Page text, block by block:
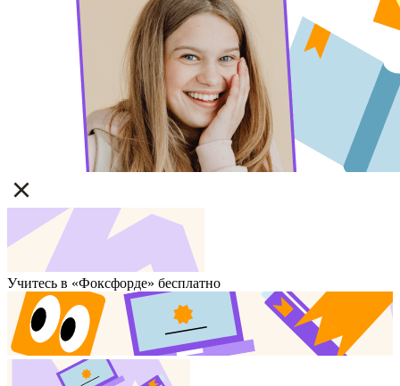
Учитесь в «Фоксфорде» бесплатно